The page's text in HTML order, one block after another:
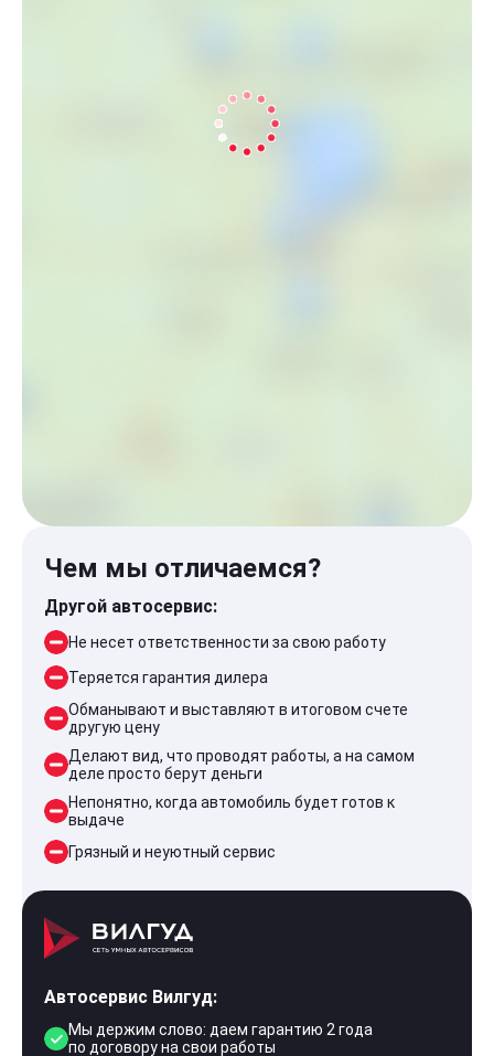
Чем мы отличаемся?
Другой автосервис:
Не несет ответственности за свою работу
Теряется гарантия дилера
Обманывают и выставляют в итоговом счете
другую цену
Делают вид, что проводят работы, а на самом
деле просто берут деньги
Непонятно, когда автомобиль будет готов к
выдаче
Грязный и неуютный сервис
Автосервис Вилгуд:
Мы держим слово: даем гарантию 2 года
по договору на свои работы